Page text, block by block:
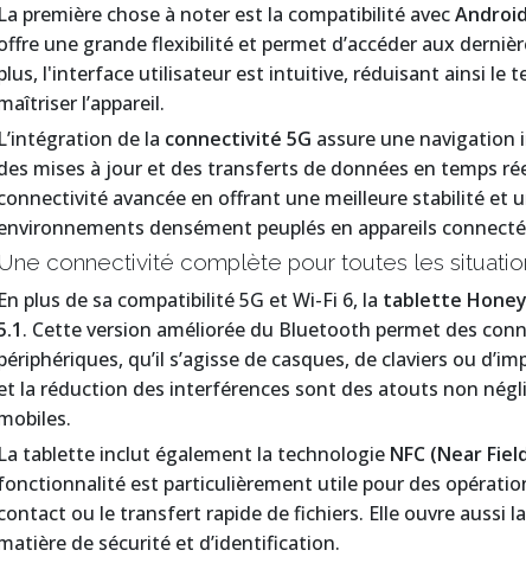
La première chose à noter est la compatibilité avec
une grande flexibilité et permet d’accéder aux
l'interface utilisateur est intuitive, réduisant ainsi le
l’appareil.
L’intégration de la connectivité 5G assure une
mises à jour et des transferts de données en temps
avancée en offrant une meilleure stabilité et
densément peuplés en appareils
Une connectivité complète pour toutes les
En plus de sa compatibilité 5G et Wi-Fi 6, la tablette
. Cette version améliorée du Bluetooth permet des
qu’il s’agisse de casques, de claviers ou
la réduction des interférences sont des atouts non
La tablette inclut également la technologie NFC (Near
est particulièrement utile pour des
ou le transfert rapide de fichiers. Elle ouvre aussi
de sécurité et d’identification.